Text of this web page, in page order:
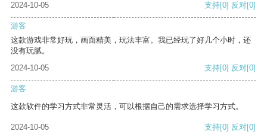
2024-10-05
支持[0] 反对[0]
游客
这款游戏非常好玩，画面精美，玩法丰富。我已经玩了好几个小时，还
没有玩腻。
2024-10-05
支持[0] 反对[0]
游客
这款软件的学习方式非常灵活，可以根据自己的需求选择学习方式。
2024-10-05 支持[0] 反对[0]